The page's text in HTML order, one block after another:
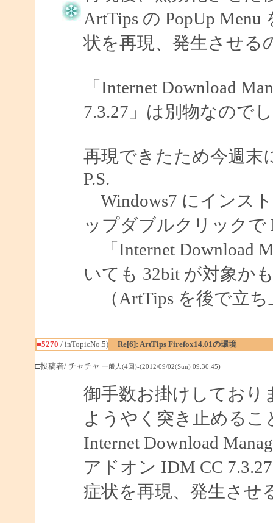
ArtTips の PopUp
状を再現、発生させる
「Internet Download
7.3.27」は別物なので
再現できたため今週末
P.S.
Windows7 にインス
ップダブルクリックで
「Internet Download
いても 32bit が対象か
（ArtTips を後で立
■5270 / inTopicNo.5) Re[6]: ArtTips Firefox14.01の環境
□投稿者/ チャチャ 一般人(4回)-(2012/09/02(Sun) 09:30:45)
御手数お掛けしており
ようやく突き止めるこ
Internet Download
アドオン IDM CC
症状を再現、発生させ